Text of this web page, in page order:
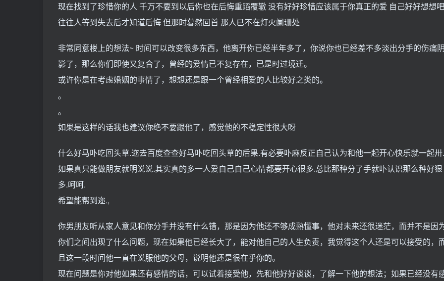
现在找到了珍惜你的人 千万不要到以后你也在后悔重蹈覆辙 没有好好珍惜应该属于你真正的爱 自己好好想想吧
往往人等到失去后才知道后悔 但那时暮然回首 那人已不在灯火阑珊处
非常同意楼上的想法~ 时间可以改变很多东西，他离开你已经半年多了，你说你也已经差不多淡出分手的伤痛
影了，那么你们即使又复合了，曾经的爱情已不复存在，已是时过境迁。
或许你是在考虑婚姻的事情了，想想还是跟一个曾经相爱的人比较好之类的。
。
。
如果是这样的话我也建议你绝不要跟他了，感觉他的不稳定性很大呀
什么好马卟吃回头草.迩去百度查查好马卟吃回头草的后果.有必要卟麻反正自己认为和他一起开心快乐就一起卅.
如果真只能做朋友就明说说.其实真的多一人爱自己自己心情都要开心很多.总比那种分了手就卟认识那么种好狠
多.呵呵.
希望能帮到迩.,
你男朋友听从家人意见和你分手并没有什么错，那是因为他还不够成熟懂事，他对未来还很迷茫，而并不是因
你们之间出现了什么问题，现在如果他已经长大了，能对他自己的人生负责，我觉得这个人还是可以接受的，
且这一段时间他一直在说服他的父母，说明他还是很在乎你的。
现在问题是你对他如果还有感情的话，可以试着接受他，先和他好好谈谈，了解一下他的想法；如果已经没有